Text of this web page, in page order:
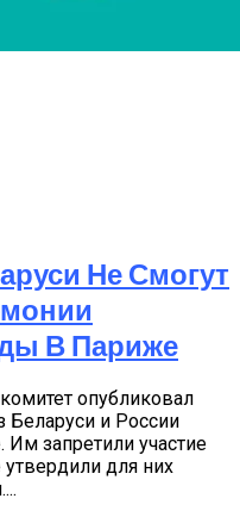
Не Смогут
В Париже
опубликовал
Беларуси и России
запретили участие
для них